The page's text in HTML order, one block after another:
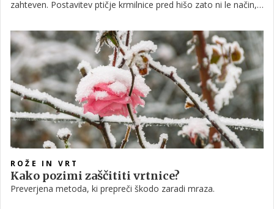
zahteven. Postavitev ptičje krmilnice pred hišo zato ni le način,
preživeti. Toda za to boste morali storiti več kot le vreči nekaj
ptičjih semen v krmilnico.
ROŽE IN VRT
Kako pozimi zaščititi vrtnice?
Preverjena metoda, ki prepreči škodo zaradi mraza.